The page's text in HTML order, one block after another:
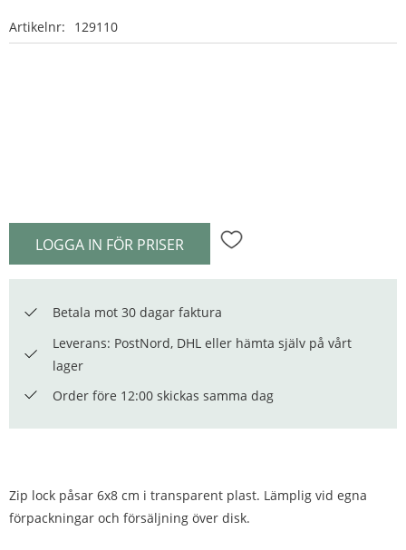
LOGGA IN FÖR PRISER Lägg till i favoriter
Artikelnr 129110
Betala mot 30 dagar faktura
Leverans: PostNord, DHL eller hämta själv på vårt
lager
Order före 12:00 skickas samma dag
Zip lock påsar 6x8 cm i transparent plast. Lämplig vid egna
förpackningar och försäljning över disk.